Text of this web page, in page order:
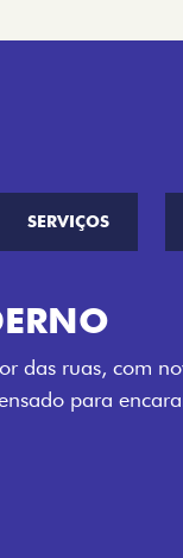
SERVIÇOS
DE
opção de cor
Montecarlo,